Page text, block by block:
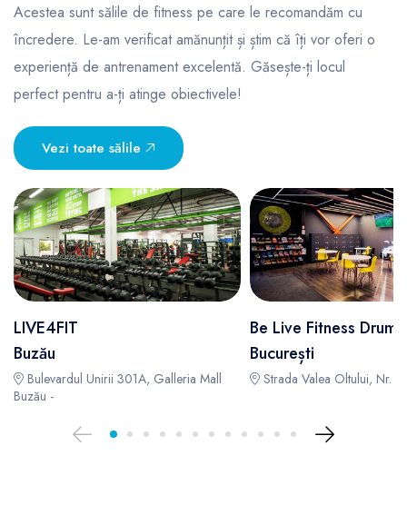
Acestea sunt sălile de fitness pe care le recomandăm cu
încredere. Le-am verificat amănunțit și știm că îți vor oferi o
experiență de antrenament excelentă. Găsește-ți locul
perfect pentru a-ți atinge obiectivele!
Vezi toate sălile
LIVE4FIT
Buzău
Bulevardul Unirii 301A, Galleria Mall
Buzău -
Be Live Fitness
București
Strada Valea Oltului, Nr.